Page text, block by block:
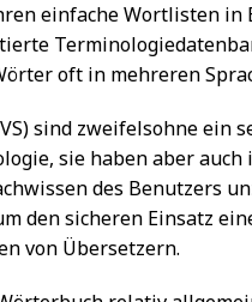
einfache Wortlisten in
oft in mehreren
sind zweifelsohne ein
sie haben aber auch
des Benutzers
den sicheren Einsatz
von Übersetzern.